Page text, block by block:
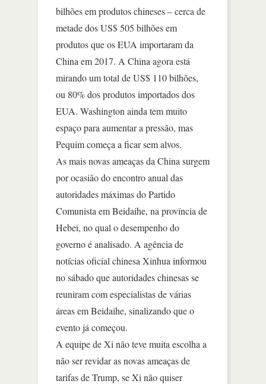
bilhões em produtos chineses – cerca de
metade dos US$ 505 bilhões em
produtos que os EUA importaram da
China em 2017. A China agora está
mirando um total de US$ 110 bilhões,
ou 80% dos produtos importados dos
EUA. Washington ainda tem muito
espaço para aumentar a pressão, mas
Pequim começa a ficar sem alvos.
As mais novas ameaças da China surgem
por ocasião do encontro anual das
autoridades máximas do Partido
Comunista em Beidaihe, na província de
Hebei, no qual o desempenho do
governo é analisado. A agência de
notícias oficial chinesa Xinhua informou
no sábado que autoridades chinesas se
reuniram com especialistas de várias
áreas em Beidaihe, sinalizando que o
evento já começou.
A equipe de Xi não teve muita escolha a
não ser revidar as novas ameaças de
tarifas de Trump, se Xi não quiser